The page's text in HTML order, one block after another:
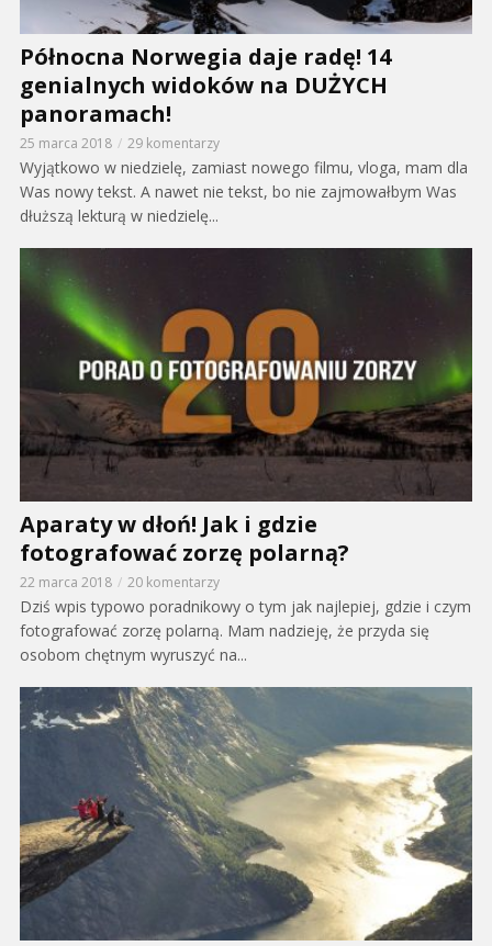
Północna Norwegia daje radę! 14
genialnych widoków na DUŻYCH
panoramach!
25 marca 2018 29 komentarzy
Wyjątkowo w niedzielę, zamiast nowego filmu, vloga, mam dla
Was nowy tekst. A nawet nie tekst, bo nie zajmowałbym Was
dłuższą lekturą w niedzielę...
Aparaty w dłoń! Jak i gdzie
fotografować zorzę polarną?
22 marca 2018 20 komentarzy
Dziś wpis typowo poradnikowy o tym jak najlepiej, gdzie i czym
fotografować zorzę polarną. Mam nadzieję, że przyda się
osobom chętnym wyruszyć na...